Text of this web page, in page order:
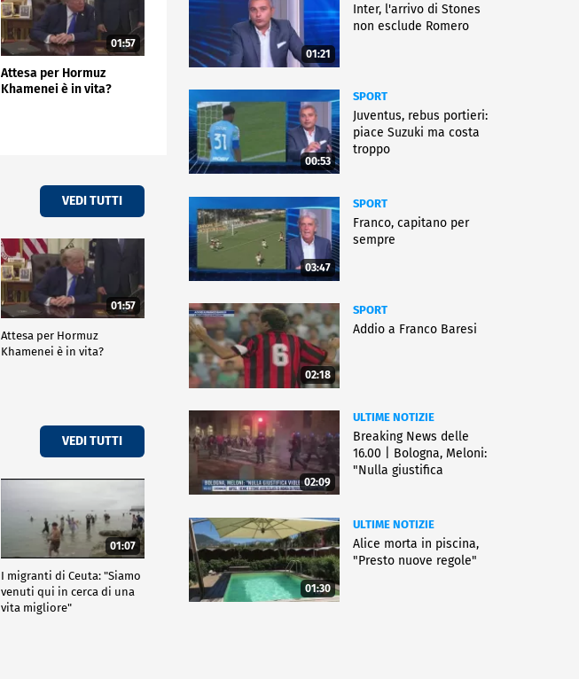
01:57
Attesa per Hormuz
Khamenei è in vita?
VEDI TUTTI
01:57
Attesa per Hormuz
Khamenei è in vita?
VEDI TUTTI
01:07
I migranti di Ceuta: "Siamo
venuti qui in cerca di una
vita migliore"
01:21
Inter, l'arrivo di Stones
non esclude Romero
00:53
SPORT
Juventus, rebus portieri:
piace Suzuki ma costa
troppo
03:47
SPORT
Franco, capitano per
sempre
02:18
SPORT
Addio a Franco Baresi
02:09
ULTIME NOTIZIE
Breaking News delle
16.00 | Bologna, Meloni:
"Nulla giustifica
01:30
ULTIME NOTIZIE
Alice morta in piscina,
"Presto nuove regole"